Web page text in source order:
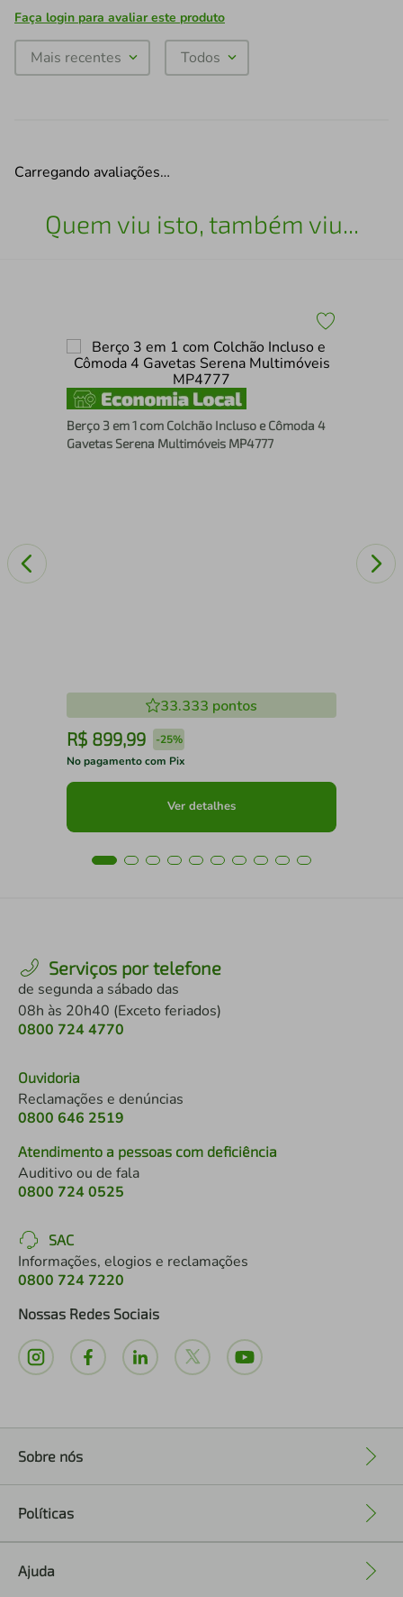
Faça login para avaliar este produto
Mais recentes Todos
Carregando avaliações…
Quem viu isto, também viu...
Berço 3 em 1 com Colchão Incluso e Cômoda 4
Gavetas Serena Multimóveis MP4777
33.333 pontos
R$ 899,99 -25%
No pagamento com Pix
Ver detalhes
Serviços por telefone
de segunda a sábado das
08h às 20h40 (Exceto feriados)
0800 724 4770
Ouvidoria
Reclamações e denúncias
0800 646 2519
Atendimento a pessoas com deficiência
Auditivo ou de fala
0800 724 0525
SAC
Informações, elogios e reclamações
0800 724 7220
Nossas Redes Sociais
Sobre nós
Políticas
Ajuda